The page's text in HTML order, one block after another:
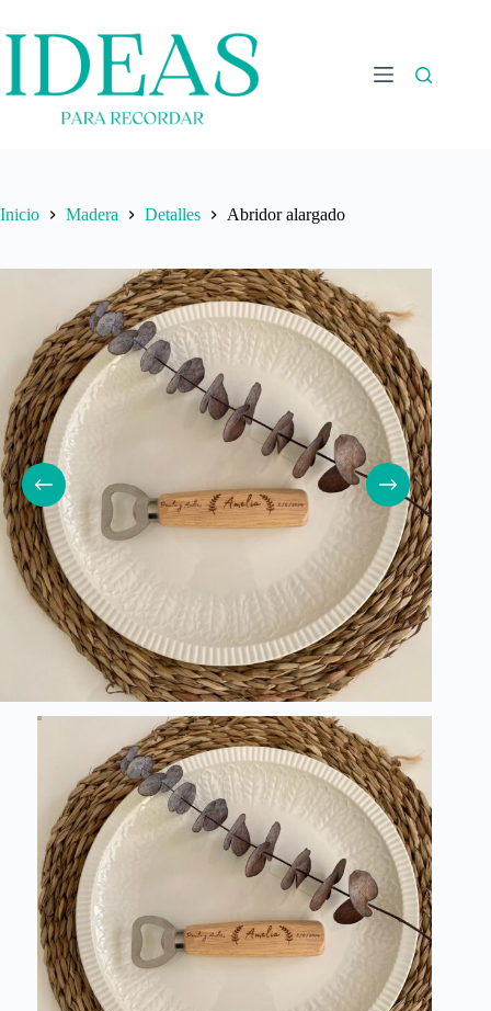
contenido
Inicio Madera Detalles Abridor alargado